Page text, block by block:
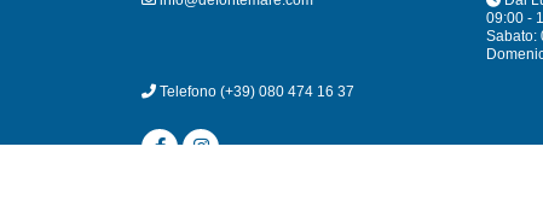
09:00 -
Sabato:
Telefono (+39) 080 474 16 37